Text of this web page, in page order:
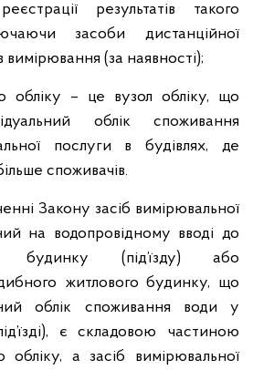
результатів такого
засоби дистанційної
вимірювання (за наявності);
обліку – це вузол обліку, що
облік споживання
послуги в будівлях, де
споживачів.
Закону засіб вимірювальної
на водопровідному вводі до
будинку (під’їзду) або
житлового будинку, що
облік споживання води у
є складовою частиною
обліку, а засіб вимірювальної